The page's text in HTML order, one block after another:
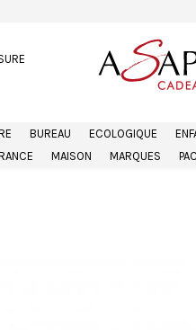
BUREAU ECOLOGIQUE
MAISON MARQUES